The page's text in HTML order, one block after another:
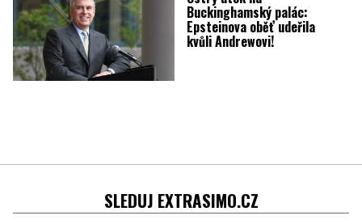
Buckinghamský palác:
Epsteinova oběť udeřila
kvůli Andrewovi!
SLEDUJ EXTRASIMO.CZ